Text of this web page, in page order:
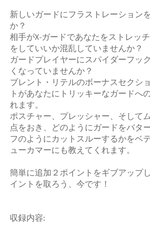
新しいガードにフラストレーション
か？
相手がX-ガードであなたをストレッ
をしていいか混乱していませんか？
ガードプレイヤーにスパイダーフッ
くなっていませんか？
ブレント・リテルのボーナスセクシ
トがあなたにトリッキーなガードへ
れます。
ポスチャー、プレッシャー、そして
点をおき、どのようにガードをバタ
フのようにカットスルーするかをベ
ューカマーにも教えてくれます。
簡単に追加２ポイントをギブアップ
イントを取ろう、今です！
収録内容: